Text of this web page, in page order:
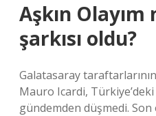
Aşkın Olayım
şarkısı oldu?
Galatasaray
Mauro Icardi,
gündemden düşmedi.